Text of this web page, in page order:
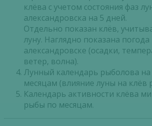
клёва с учетом состояния фаз
александровска на 5 дней.
Отдельно показан клёв,
луну. Наглядно показана погода
александровске (осадки,
ветер, волна).
Лунный календарь рыболова на
месяцам (влияние луны на клёв
Календарь активности клёва
рыбы по месяцам.